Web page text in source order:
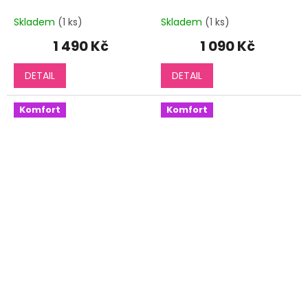
Skladem (1 ks)
1 490 Kč
DETAIL
Skladem (1 ks)
1 090 Kč
DETAIL
Komfort Komfort